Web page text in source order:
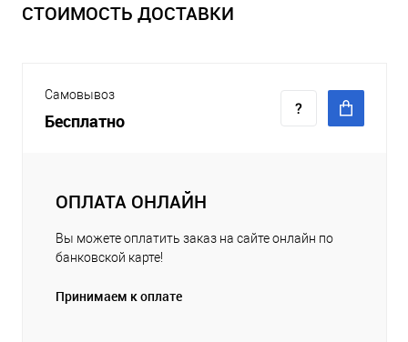
СТОИМОСТЬ ДОСТАВКИ
Самовывоз
Бесплатно
ОПЛАТА ОНЛАЙН
Вы можете оплатить заказ на сайте онлайн по
банковской карте!
Принимаем к оплате